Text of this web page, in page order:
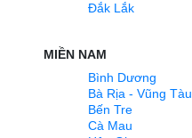
Đắk Lắk
MIỀN NAM
Bình Dương
Bà Rịa - Vũng Tàu
Bến Tre
Cà Mau